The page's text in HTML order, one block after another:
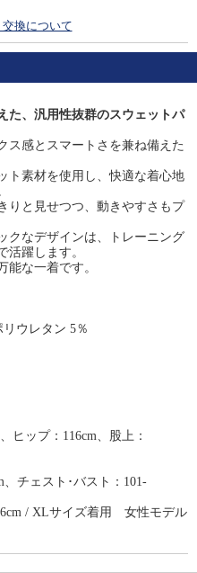
換について
た、汎用性抜群のスウェットパ
ス感とスマートさを兼ね備えた
ト素材を使用し、快適な着心地
りと見せつつ、動きやすさもプ
クなデザインは、トレーニング
活躍します。
能な一着です。
ウレタン 5％
ヒップ：116cm、股上：
チェスト･バスト：101-
/ XLサイズ着用 女性モデル